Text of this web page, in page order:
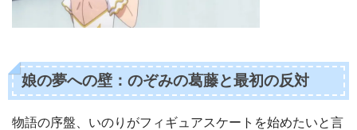
娘の夢への壁：のぞみの葛藤と最初の反対
物語の序盤、いのりがフィギュアスケートを始めたいと言